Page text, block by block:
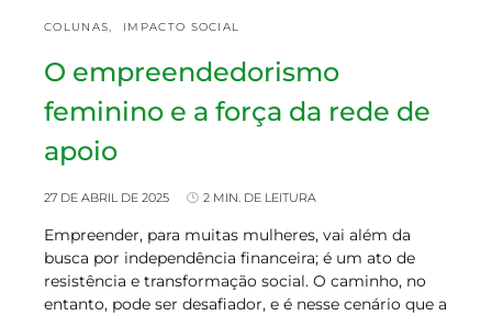
COLUNAS IMPACTO SOCIAL
O empreendedorismo
feminino e a força da rede de
apoio
27 DE ABRIL DE 2025 2 MIN. DE LEITURA
Empreender, para muitas mulheres, vai além da
busca por independência financeira; é um ato de
resistência e transformação social. O caminho, no
entanto, pode ser desafiador, e é nesse cenário que a